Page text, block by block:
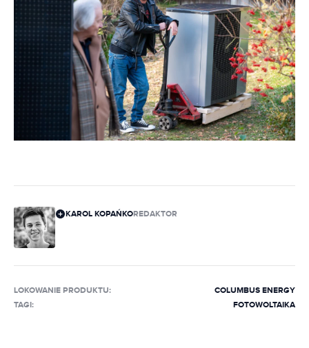
KAROL KOPAŃKOREDAKTOR
LOKOWANIE PRODUKTU:
COLUMBUS ENERGY
TAGI:
FOTOWOLTAIKA